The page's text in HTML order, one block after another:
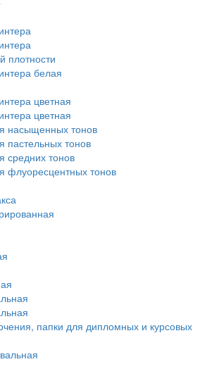
плотности
белая
цветная
цветная
насыщенных тонов
пастельных тонов
средних тонов
флуоресцентных тонов
папки для дипломных и курсовых